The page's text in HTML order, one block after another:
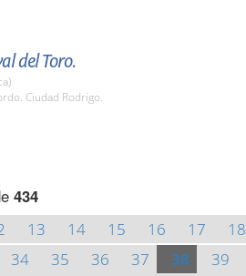
del Toro.
Ciudad Rodrigo.
434
13 14 15 16 17 18
34 35 36 37 38 39